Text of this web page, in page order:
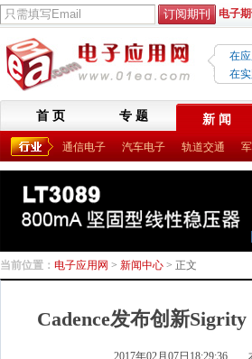
电子期
在
在
首 页 专 题 新 闻
通信电子 汽车电子 轨道交通
当前位置： 电子应用网 > 新闻中心 > 正文
Cadence发布创新
2017年02月07日18:29:36